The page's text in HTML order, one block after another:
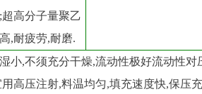
高分子量聚乙
,耐疲劳,耐磨.
小,不须充分干燥,流动性极好流动性对
高压注射,料温均匀,填充速度快,保压